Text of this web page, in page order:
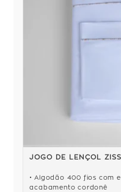
JOGO DE LENÇOL
Algodão 400 fios com
acabamento cordonê